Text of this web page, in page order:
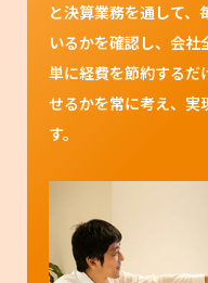
と決算業務を通して、
いるかを確認し、会社
単に経費を節約するだ
せるかを常に考え、実
す。